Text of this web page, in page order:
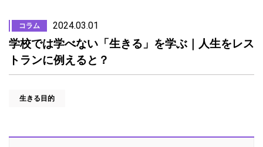
コラム 2024.03.01
学校では学べない「生きる」を学ぶ｜人生をレス
トランに例えると？
生きる目的